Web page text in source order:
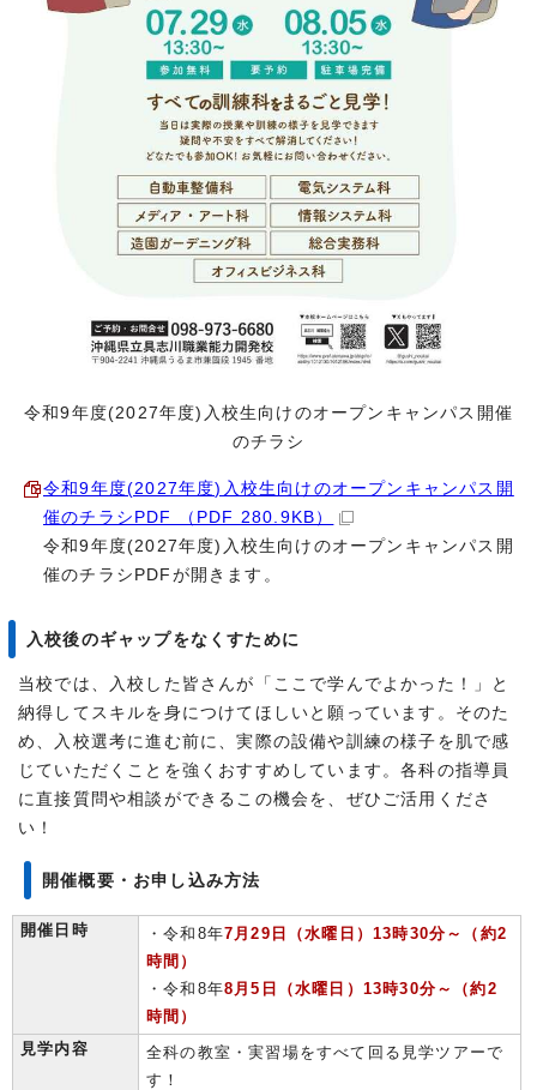
令和9年度(2027年度)入校生向けのオープンキャンパス開催
のチラシ
令和9年度(2027年度)入校生向けのオープンキャンパス開
催のチラシPDF （PDF 280.9KB）
令和9年度(2027年度)入校生向けのオープンキャンパス開
催のチラシPDFが開きます。
入校後のギャップをなくすために
当校では、入校した皆さんが「ここで学んでよかった！」と
納得してスキルを身につけてほしいと願っています。そのた
め、入校選考に進む前に、実際の設備や訓練の様子を肌で感
じていただくことを強くおすすめしています。各科の指導員
に直接質問や相談ができるこの機会を、ぜひご活用くださ
い！
開催概要・お申し込み方法
開催日時 ・令和8年7月29日（水曜日）13時30分～（約2
時間）
・令和8年8月5日（水曜日）13時30分～（約2
時間）
見学内容
全科の教室・実習場をすべて回る見学ツアーで
す！